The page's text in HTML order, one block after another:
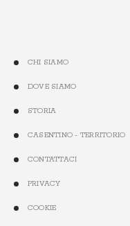
CHI SIAMO
DOVE SIAMO
STORIA
CASENTINO - TERRITORIO
CONTATTACI
PRIVACY
COOKIE